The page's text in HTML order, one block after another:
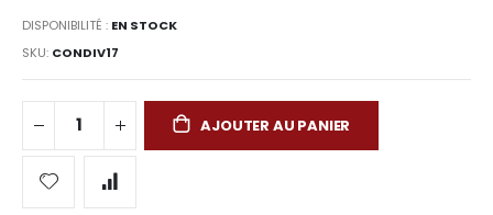
DISPONIBILITÉ : EN STOCK
SKU CONDIV17
AJOUTER AU PANIER